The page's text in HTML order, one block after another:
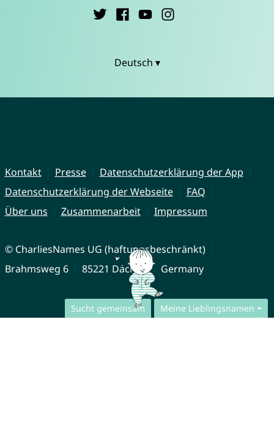
Sucht gemeinsam Meine Lieblingsnamen
Deutsch ▾
Kontakt Presse
Datenschutzerklärung der App
Datenschutzerklärung der Webseite
FAQ
Über uns
Zusammenarbeit Impressum
© CharliesNames UG (haftungsbeschränkt)
Brahmsweg 6
85221 Dachau Germany